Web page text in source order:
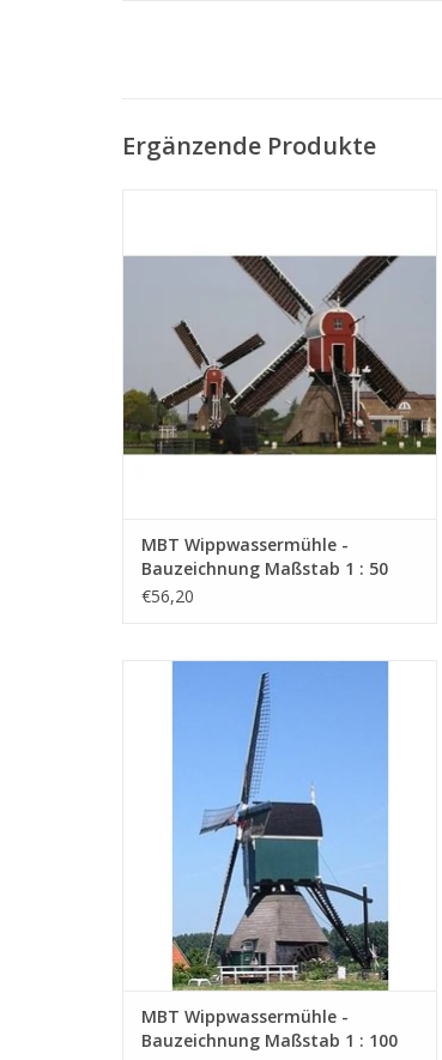
Ergänzende Produkte
ZUM WARENKORB HINZUFÜGEN
MBT Wippwassermühle -
Bauzeichnung Maßstab 1 : 50
(30.06.001)
€56,20
Wunderschönes Wassermühlen-
Holzbaumodell mit einer Flügelhöhe von
28 cm.
ZUM WARENKORB HINZUFÜGEN
MBT Wippwassermühle -
Bauzeichnung Maßstab 1 : 100